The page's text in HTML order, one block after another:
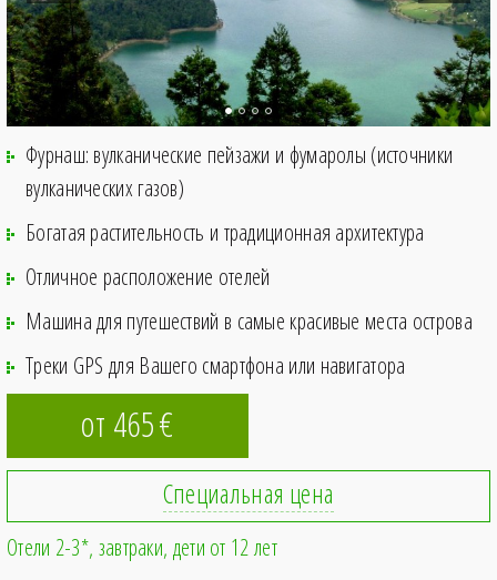
Фурнаш: вулканические пейзажи и фумаролы (источники
вулканических газов)
Богатая растительность и традиционная архитектура
Отличное расположение отелей
Машина для путешествий в самые красивые места острова
Треки GPS для Вашего смартфона или навигатора
от 465€
Специальная цена
Отели 2-3* завтраки дети от 12 лет